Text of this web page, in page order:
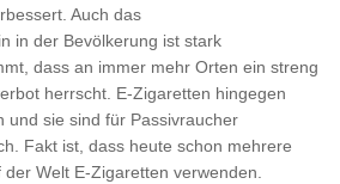
Auch das
in der Bevölkerung ist stark
dass an immer mehr Orten ein streng
herrscht. E-Zigaretten hingegen
und sie sind für Passivraucher
Fakt ist, dass heute schon mehrere
Welt E-Zigaretten verwenden.